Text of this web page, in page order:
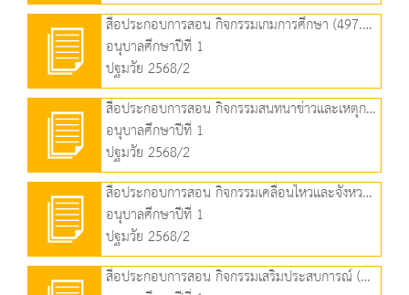
สื่อประกอบการสอน กิจกรรมเกมการศึกษา (497.78 KB)
อนุบาลศึกษาปีที่ 1
ปฐมวัย 2568/2
สื่อประกอบการสอน กิจกรรมสนทนาข่าวและเหตุการณ์ (662.91 KB)
อนุบาลศึกษาปีที่ 1
ปฐมวัย 2568/2
สื่อประกอบการสอน กิจกรรมเคลื่อนไหวและจังหวะ (703.31 KB)
อนุบาลศึกษาปีที่ 1
ปฐมวัย 2568/2
สื่อประกอบการสอน กิจกรรมเสริมประสบการณ์ (2.24 MB)